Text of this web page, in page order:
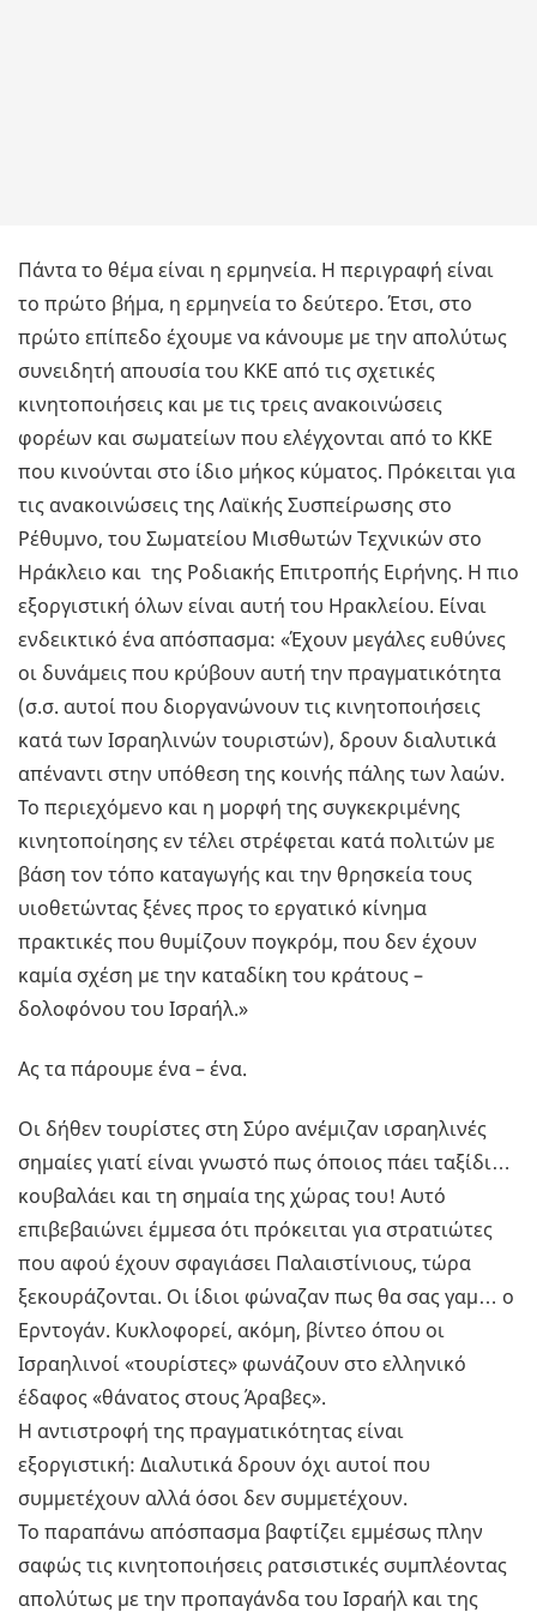
Πάντα το θέμα είναι η ερμηνεία. Η περιγραφή είναι
το πρώτο βήμα, η ερμηνεία το δεύτερο. Έτσι, στο
πρώτο επίπεδο έχουμε να κάνουμε με την απολύτως
συνειδητή απουσία του ΚΚΕ από τις σχετικές
κινητοποιήσεις και με τις τρεις ανακοινώσεις
φορέων και σωματείων που ελέγχονται από το ΚΚΕ
που κινούνται στο ίδιο μήκος κύματος. Πρόκειται για
τις ανακοινώσεις της Λαϊκής Συσπείρωσης στο
Ρέθυμνο, του Σωματείου Μισθωτών Τεχνικών στο
Ηράκλειο και της Ροδιακής Επιτροπής Ειρήνης. Η πιο
εξοργιστική όλων είναι αυτή του Ηρακλείου. Είναι
ενδεικτικό ένα απόσπασμα: «Έχουν μεγάλες ευθύνες
οι δυνάμεις που κρύβουν αυτή την πραγματικότητα
(σ.σ. αυτοί που διοργανώνουν τις κινητοποιήσεις
κατά των Ισραηλινών τουριστών), δρουν διαλυτικά
απέναντι στην υπόθεση της κοινής πάλης των λαών.
Το περιεχόμενο και η μορφή της συγκεκριμένης
κινητοποίησης εν τέλει στρέφεται κατά πολιτών με
βάση τον τόπο καταγωγής και την θρησκεία τους
υιοθετώντας ξένες προς το εργατικό κίνημα
πρακτικές που θυμίζουν πογκρόμ, που δεν έχουν
καμία σχέση με την καταδίκη του κράτους –
δολοφόνου του Ισραήλ.»
Ας τα πάρουμε ένα – ένα.
Οι δήθεν τουρίστες στη Σύρο ανέμιζαν ισραηλινές
σημαίες γιατί είναι γνωστό πως όποιος πάει ταξίδι…
κουβαλάει και τη σημαία της χώρας του! Αυτό
επιβεβαιώνει έμμεσα ότι πρόκειται για στρατιώτες
που αφού έχουν σφαγιάσει Παλαιστίνιους, τώρα
ξεκουράζονται. Οι ίδιοι φώναζαν πως θα σας γαμ… ο
Ερντογάν. Κυκλοφορεί, ακόμη, βίντεο όπου οι
Ισραηλινοί «τουρίστες» φωνάζουν στο ελληνικό
έδαφος «θάνατος στους Άραβες».
Η αντιστροφή της πραγματικότητας είναι
εξοργιστική: Διαλυτικά δρουν όχι αυτοί που
συμμετέχουν αλλά όσοι δεν συμμετέχουν.
Το παραπάνω απόσπασμα βαφτίζει εμμέσως πλην
σαφώς τις κινητοποιήσεις ρατσιστικές συμπλέοντας
απολύτως με την προπαγάνδα του Ισραήλ και της